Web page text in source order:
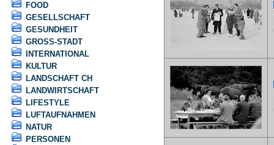
FOOD
GESELLSCHAFT
GESUNDHEIT
GROSS-STADT
INTERNATIONAL
KULTUR
LANDSCHAFT CH
LANDWIRTSCHAFT
LIFESTYLE
LUFTAUFNAHMEN
NATUR
PERSONEN